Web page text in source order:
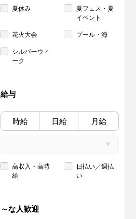
夏休み
夏フェス・夏
イベント
花火大会 プール・海
シルバーウィ
ーク
給与
時給 日給 月給
高収入・高時
給
日払い／週払
い
～な人歓迎